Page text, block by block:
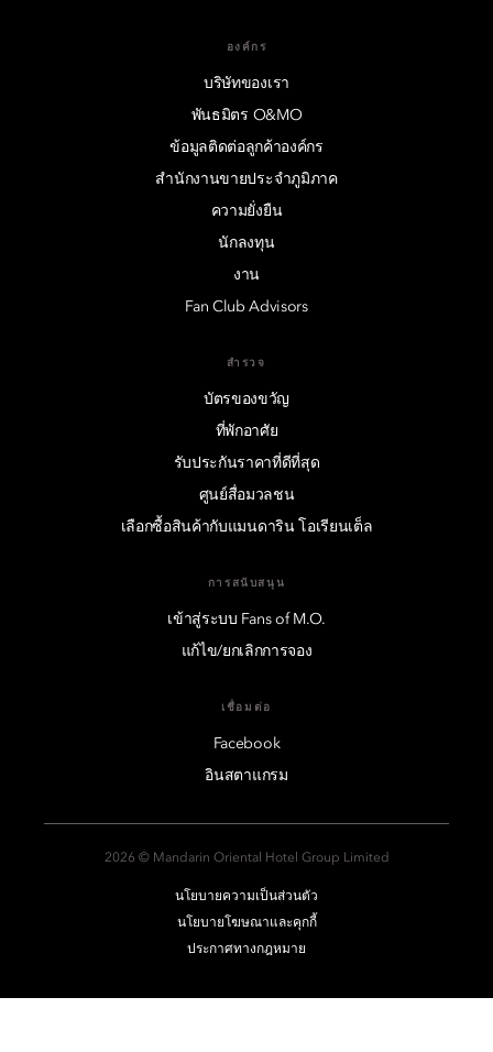
องค์กร
บริษัทของเรา
พันธมิตร O&MO
ข้อมูลติดต่อลูกค้าองค์กร
สำนักงานขายประจำภูมิภาค
ความยั่งยืน
นักลงทุน
งาน
Fan Club Advisors
สำรวจ
บัตรของขวัญ
ที่พักอาศัย
รับประกันราคาที่ดีที่สุด
ศูนย์สื่อมวลชน
เลือกซื้อสินค้ากับแมนดาริน โอเรียนเต็ล
การสนับสนุน
เข้าสู่ระบบ Fans of M.O.
แก้ไข/ยกเลิกการจอง
เชื่อมต่อ
Facebook
อินสตาแกรม
2026 © Mandarin Oriental Hotel Group Limited
นโยบายความเป็นส่วนตัว
นโยบายโฆษณาและคุกกี้
ประกาศทางกฎหมาย